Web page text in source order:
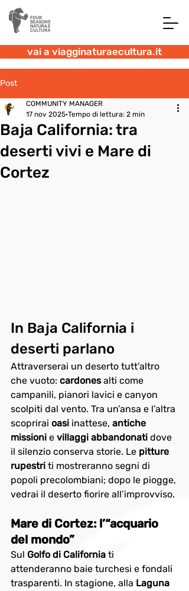
vai a viagginaturaecultura.it
Post
Baja California: tra
deserti vivi e Mare di
Cortez
COMMUNITY MANAGER
17 nov 2025 Tempo di lettura: 2 min
In Baja California i
deserti parlano
Attraverserai un deserto tutt’altro
che vuoto: cardones alti come
campanili, pianori lavici e canyon
scolpiti dal vento. Tra un’ansa e l’altra
scoprirai oasi inattese, antiche
missioni e villaggi abbandonati dove
il silenzio conserva storie. Le pitture
rupestri ti mostreranno segni di
popoli precolombiani; dopo le piogge,
vedrai il deserto fiorire all’improvviso.
Mare di Cortez: l’“acquario
del mondo”
Sul Golfo di California ti
attenderanno baie turchesi e fondali
trasparenti. In stagione, alla Laguna